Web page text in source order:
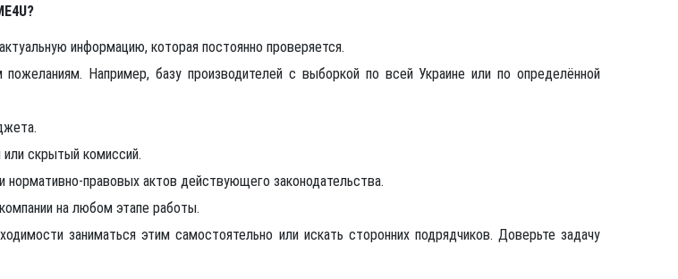
информацию, которая постоянно проверяется.
Например, базу производителей с выборкой по всей Украине или по определённой
или скрытый комиссий.
правовых актов действующего законодательства.
на любом этапе работы.
заниматься этим самостоятельно или искать сторонних подрядчиков. Доверьте задачу